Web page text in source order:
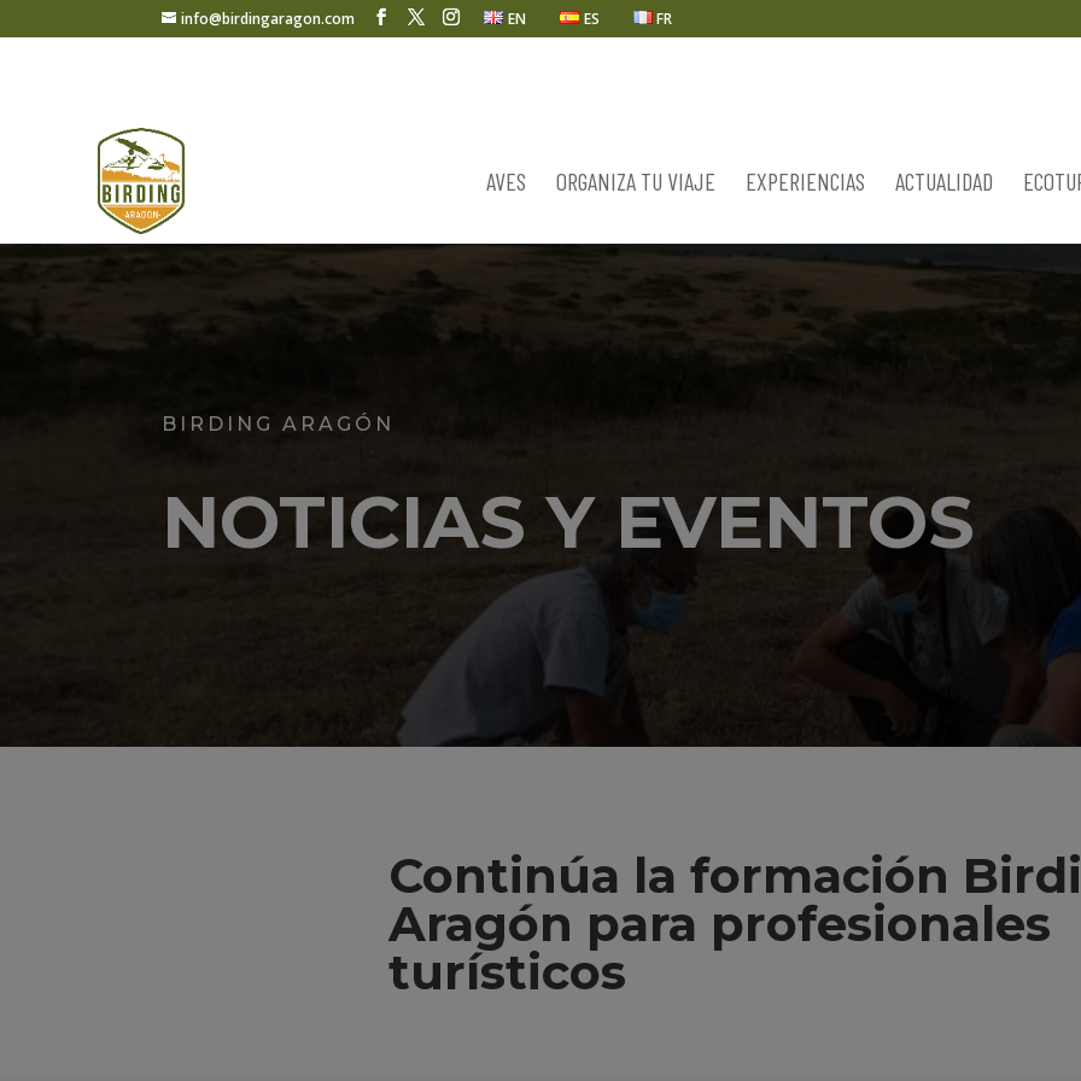
info@birdingaragon.com EN ES FR
AVES ORGANIZA TU VIAJE EXPERIENCIAS ACTUALIDAD
BIRDING ARAGÓN
NOTICIAS Y EVENTOS
Continúa la formación
Aragón para profesionales
turísticos